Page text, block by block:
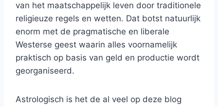
van het maatschappelijk leven door traditionele
religieuze regels en wetten. Dat botst natuurlijk
enorm met de pragmatische en liberale
Westerse geest waarin alles voornamelijk
praktisch op basis van geld en productie wordt
georganiseerd.
Astrologisch is het de al veel op deze blog